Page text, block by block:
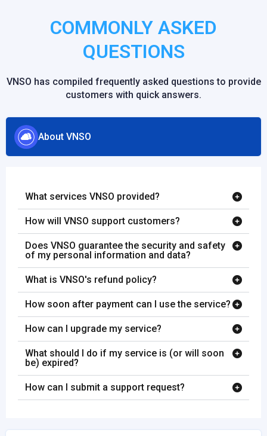
COMMONLY ASKED
QUESTIONS
VNSO has compiled frequently asked questions to provide
customers with quick answers.
About VNSO
What services VNSO provided?
How will VNSO support customers?
Does VNSO guarantee the security and safety
of my personal information and data?
What is VNSO's refund policy?
How soon after payment can I use the service?
How can I upgrade my service?
What should I do if my service is (or will soon
be) expired?
How can I submit a support request?